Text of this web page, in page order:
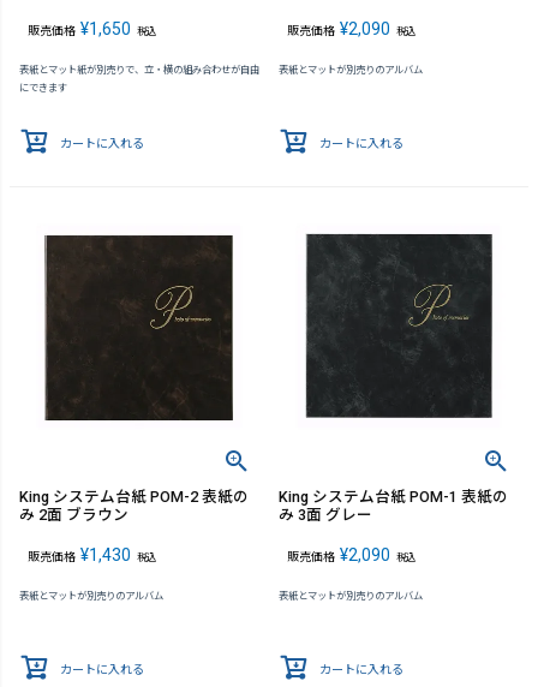
販売価格 ¥1,650 税込
表紙とマット紙が別売りで、立・横の組み合わせが自由
にできます
カートに入れる
販売価格 ¥2,090 税込
表紙とマットが別売りのアルバム
カートに入れる
King システム台紙 POM-2 表紙の
み 2面 ブラウン
販売価格 ¥1,430 税込
表紙とマットが別売りのアルバム
カートに入れる
King システム台紙 POM-1 表紙の
み 3面 グレー
販売価格 ¥2,090 税込
表紙とマットが別売りのアルバム
カートに入れる